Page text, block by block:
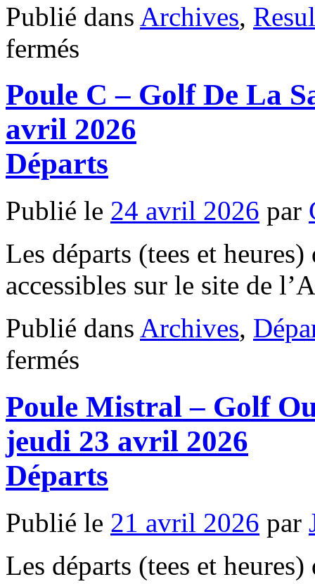
Publié dans Archives,
fermés
MIRAMAS
jeudi
23
avril
Résultats
mis
jour
Poule C – Golf De La
avril 2026
Départs
Publié le 24 avril 2026 par
Les départs (tees et
accessibles sur le site de
Publié dans Archives,
fermés
Golf
La
Sainte
Baume
mardi
28
2026
Départs
Poule Mistral – Golf
jeudi 23 avril 2026
Départs
Publié le 21 avril 2026 par
Les départs (tees et